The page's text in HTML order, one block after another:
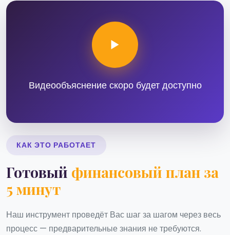
Видеообъяснение скоро будет доступно
КАК ЭТО РАБОТАЕТ
Готовый финансовый план за
5 минут
Наш инструмент проведёт Вас шаг за шагом через весь
процесс — предварительные знания не требуются.